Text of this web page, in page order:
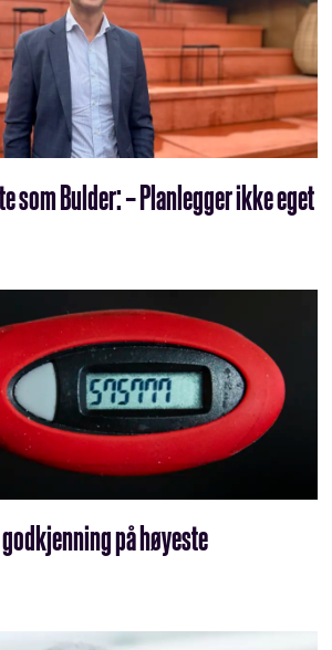
som Bulder: – Planlegger ikke eget
på høyeste